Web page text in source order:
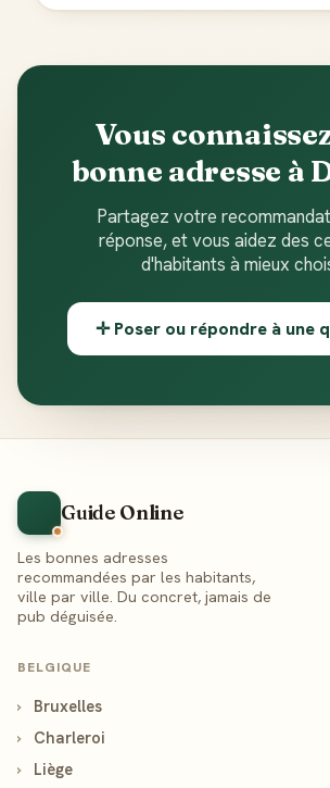
Vous
bonne adresse à
Partagez votre
réponse, et vous aidez des
d'habitants à mieux
✛ Poser ou répondre à une
Guide Online
Les bonnes adresses
recommandées par les habitants,
ville par ville. Du concret, jamais de
pub déguisée.
BELGIQUE
›
Bruxelles
›
Charleroi
›
Liège